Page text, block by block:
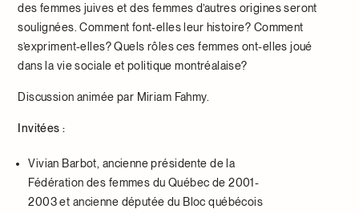
des femmes juives et des femmes d’autres origines seront
soulignées. Comment font-elles leur histoire? Comment
s’expriment-elles? Quels rôles ces femmes ont-elles joué
dans la vie sociale et politique montréalaise?
Discussion animée par Miriam Fahmy.
Invitées :
Vivian Barbot, ancienne présidente de la
Fédération des femmes du Québec de 2001-
2003 et ancienne députée du Bloc québécois